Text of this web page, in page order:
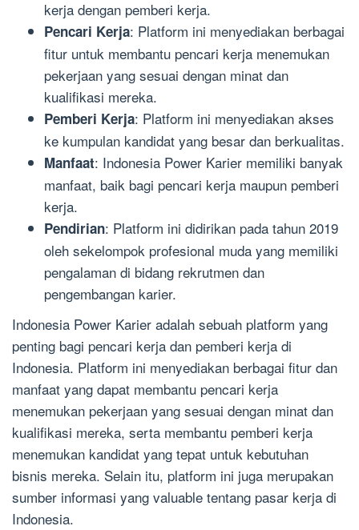
kerja dengan pemberi kerja.
Pencari Kerja: Platform ini menyediakan berbagai
fitur untuk membantu pencari kerja menemukan
pekerjaan yang sesuai dengan minat dan
kualifikasi mereka.
Pemberi Kerja: Platform ini menyediakan akses
ke kumpulan kandidat yang besar dan berkualitas.
Manfaat: Indonesia Power Karier memiliki banyak
manfaat, baik bagi pencari kerja maupun pemberi
kerja.
Pendirian: Platform ini didirikan pada tahun 2019
oleh sekelompok profesional muda yang memiliki
pengalaman di bidang rekrutmen dan
pengembangan karier.
Indonesia Power Karier adalah sebuah platform yang
penting bagi pencari kerja dan pemberi kerja di
Indonesia. Platform ini menyediakan berbagai fitur dan
manfaat yang dapat membantu pencari kerja
menemukan pekerjaan yang sesuai dengan minat dan
kualifikasi mereka, serta membantu pemberi kerja
menemukan kandidat yang tepat untuk kebutuhan
bisnis mereka. Selain itu, platform ini juga merupakan
sumber informasi yang valuable tentang pasar kerja di
Indonesia.